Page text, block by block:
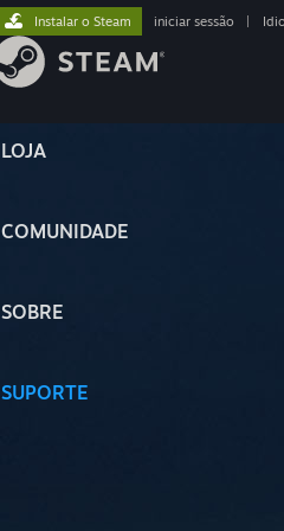
LOJA
COMUNIDADE
SOBRE
SUPORTE
Instalar o Steam iniciar sessão